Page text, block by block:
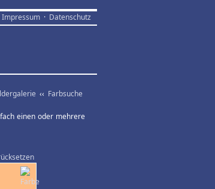
Impressum · Datenschutz
‹‹ Farbsuche
einen oder mehrere